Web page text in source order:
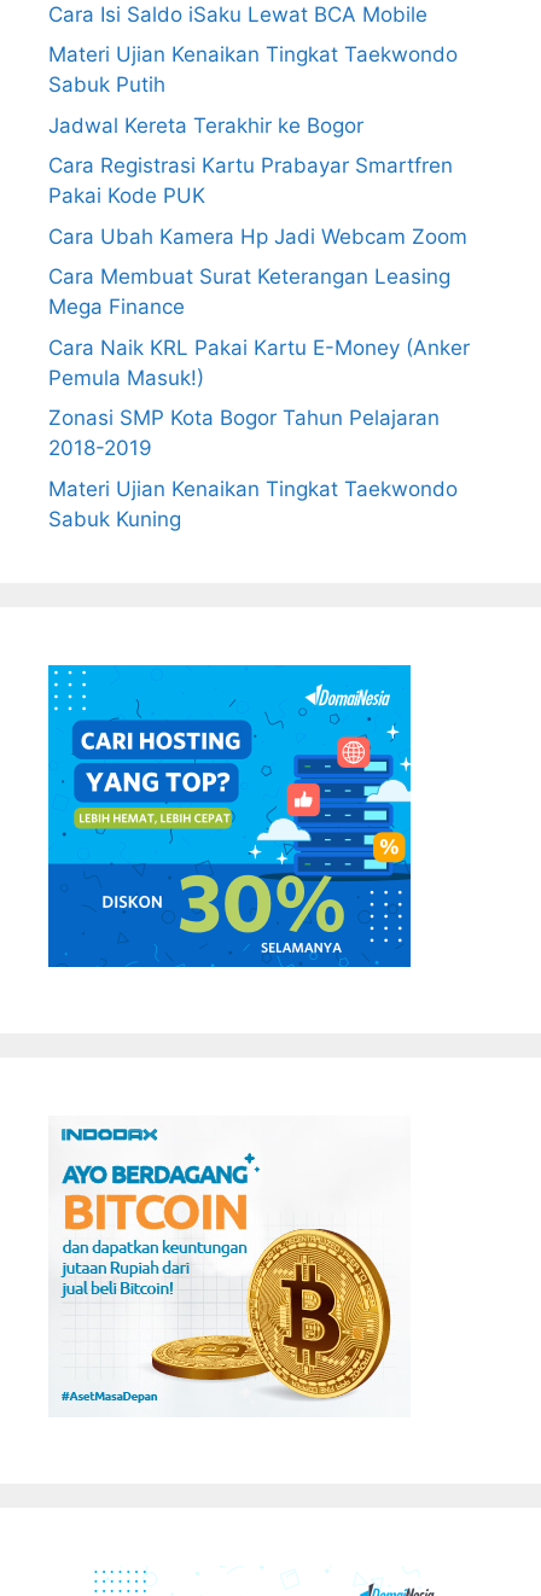
Cara Isi Saldo iSaku Lewat BCA Mobile
Materi Ujian Kenaikan Tingkat Taekwondo
Sabuk Putih
Jadwal Kereta Terakhir ke Bogor
Cara Registrasi Kartu Prabayar Smartfren
Pakai Kode PUK
Cara Ubah Kamera Hp Jadi Webcam Zoom
Cara Membuat Surat Keterangan Leasing
Mega Finance
Cara Naik KRL Pakai Kartu E-Money (Anker
Pemula Masuk!)
Zonasi SMP Kota Bogor Tahun Pelajaran
2018-2019
Materi Ujian Kenaikan Tingkat Taekwondo
Sabuk Kuning